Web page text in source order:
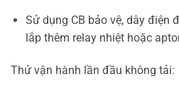
Sử dụng CB bảo vệ, dây điện
lắp thêm relay nhiệt hoặc
Thử vận hành lần đầu không tải: